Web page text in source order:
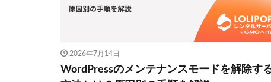
2026年7月14日
WordPressのメンテナンスモードを解除す